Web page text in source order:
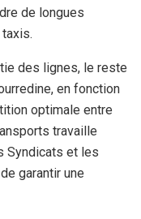
de longues
des lignes, le reste
en fonction
optimale entre
travaille
Syndicats et les
garantir une